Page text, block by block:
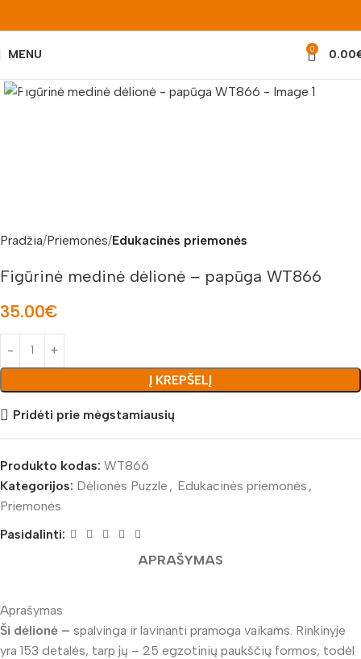
MENU 0 0.00
Pradžia Priemonės Edukacinės priemonės
Figūrinė medinė dėlionė – papūga WT866
35.00€
Į KREPŠELĮ
Pridėti prie mėgstamiausių
Produkto kodas: WT866
Kategorijos: Dėlionės Puzzle , Edukacinės priemonės ,
Priemonės
Pasidalinti:
APRAŠYMAS
Aprašymas
Ši dėlionė – spalvinga ir lavinanti pramoga vaikams. Rinkinyje
yra 153 detalės, tarp jų – 25 egzotinių paukščių formos, todėl